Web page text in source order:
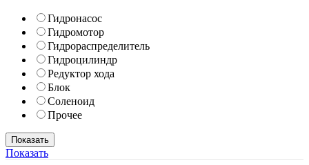
Гидронасос
Гидромотор
Гидрораспределитель
Гидроцилиндр
Редуктор хода
Блок
Соленоид
Прочее
Показать